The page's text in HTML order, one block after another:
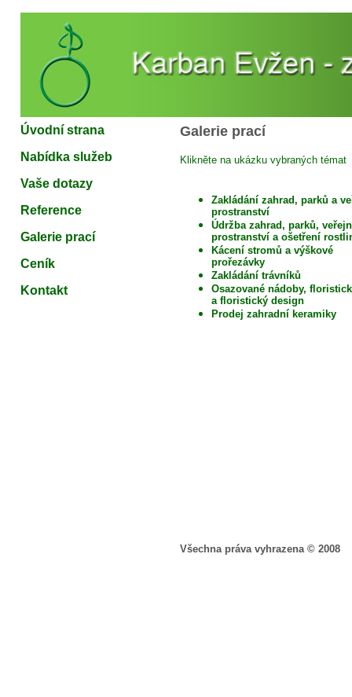
Úvodní strana
Nabídka služeb
Vaše dotazy
Reference
Galerie prací
Ceník
Kontakt
Galerie prací
Klikněte na ukázku vybraných témat
Zakládání zahrad, parků a
prostranství
Údržba zahrad, parků,
prostranství a ošetření
Kácení stromů a výškové
prořezávky
Zakládání trávníků
Osazované nádoby,
a floristický design
Prodej zahradní keramiky
Všechna práva vyhrazena © 2008